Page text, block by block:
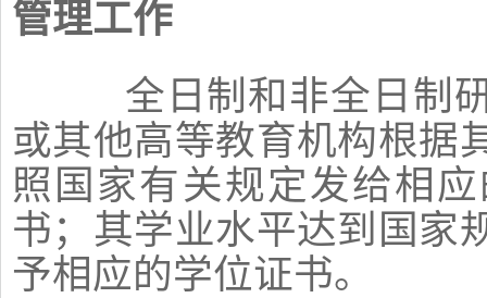
管理工作
全日制和非全日制研
或其他高等教育机构根据
照国家有关规定发给相
书；其学业水平达到国家
予相应的学位证书。